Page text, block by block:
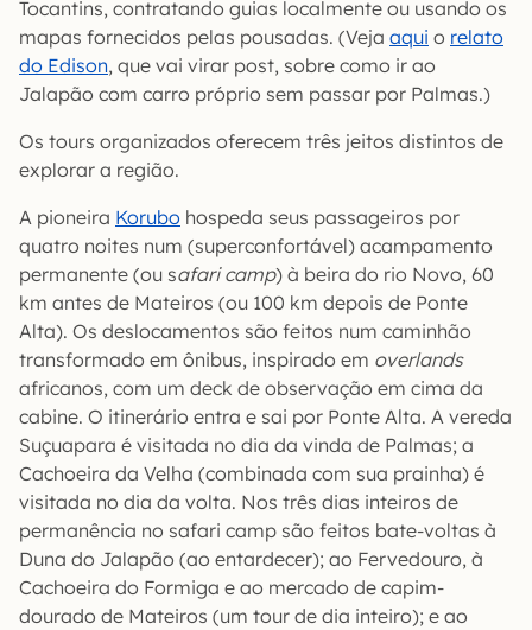
Tocantins, contratando guias localmente ou usando os
mapas fornecidos pelas pousadas. (Veja aqui o relato
do Edison, que vai virar post, sobre como ir ao
Jalapão com carro próprio sem passar por Palmas.)
Os tours organizados oferecem três jeitos distintos de
explorar a região.
A pioneira Korubo hospeda seus passageiros por
quatro noites num (superconfortável) acampamento
permanente (ou safari camp) à beira do rio Novo, 60
km antes de Mateiros (ou 100 km depois de Ponte
Alta). Os deslocamentos são feitos num caminhão
transformado em ônibus, inspirado em overlands
africanos, com um deck de observação em cima da
cabine. O itinerário entra e sai por Ponte Alta. A vereda
Suçuapara é visitada no dia da vinda de Palmas; a
Cachoeira da Velha (combinada com sua prainha) é
visitada no dia da volta. Nos três dias inteiros de
permanência no safari camp são feitos bate-voltas à
Duna do Jalapão (ao entardecer); ao Fervedouro, à
Cachoeira do Formiga e ao mercado de capim-
dourado de Mateiros (um tour de dia inteiro); e ao